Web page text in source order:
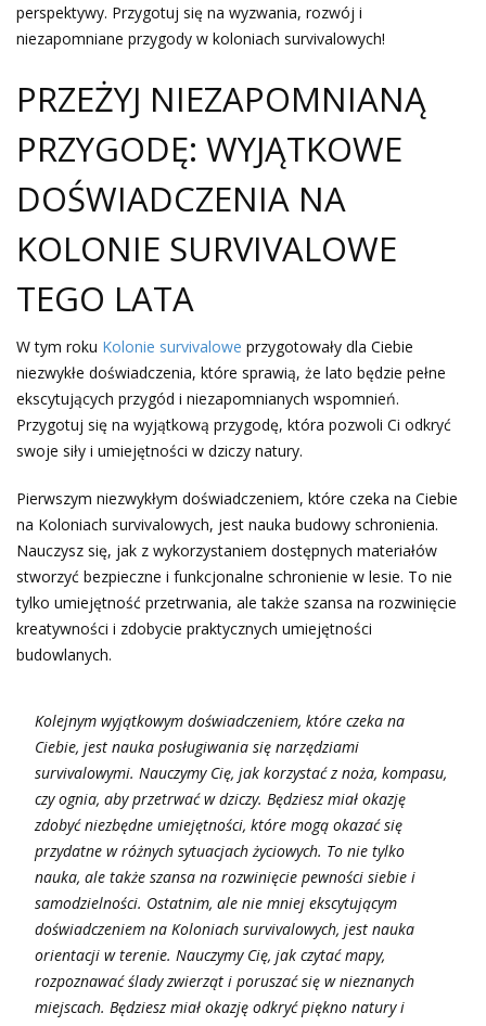
perspektywy. Przygotuj się na wyzwania, rozwój i
niezapomniane przygody w koloniach survivalowych!
PRZEŻYJ NIEZAPOMNIANĄ
PRZYGODĘ: WYJĄTKOWE
DOŚWIADCZENIA NA
KOLONIE SURVIVALOWE
TEGO LATA
W tym roku Kolonie survivalowe przygotowały dla Ciebie
niezwykłe doświadczenia, które sprawią, że lato będzie pełne
ekscytujących przygód i niezapomnianych wspomnień.
Przygotuj się na wyjątkową przygodę, która pozwoli Ci odkryć
swoje siły i umiejętności w dziczy natury.
Pierwszym niezwykłym doświadczeniem, które czeka na Ciebie
na Koloniach survivalowych, jest nauka budowy schronienia.
Nauczysz się, jak z wykorzystaniem dostępnych materiałów
stworzyć bezpieczne i funkcjonalne schronienie w lesie. To nie
tylko umiejętność przetrwania, ale także szansa na rozwinięcie
kreatywności i zdobycie praktycznych umiejętności
budowlanych.
Kolejnym wyjątkowym doświadczeniem, które czeka na
Ciebie, jest nauka posługiwania się narzędziami
survivalowymi. Nauczymy Cię, jak korzystać z noża, kompasu,
czy ognia, aby przetrwać w dziczy. Będziesz miał okazję
zdobyć niezbędne umiejętności, które mogą okazać się
przydatne w różnych sytuacjach życiowych. To nie tylko
nauka, ale także szansa na rozwinięcie pewności siebie i
samodzielności. Ostatnim, ale nie mniej ekscytującym
doświadczeniem na Koloniach survivalowych, jest nauka
orientacji w terenie. Nauczymy Cię, jak czytać mapy,
rozpoznawać ślady zwierząt i poruszać się w nieznanych
miejscach. Będziesz miał okazję odkryć piękno natury i